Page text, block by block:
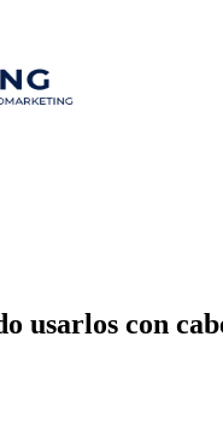
usarlos con